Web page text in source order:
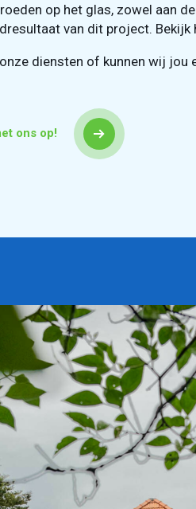
op het glas, zowel aan
van dit project.
diensten of kunnen wij jou
ons op!